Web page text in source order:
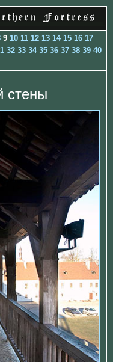
9 10 11 12 13 14 15 16 17
32 33 34 35 36 37 38 39 40
стены